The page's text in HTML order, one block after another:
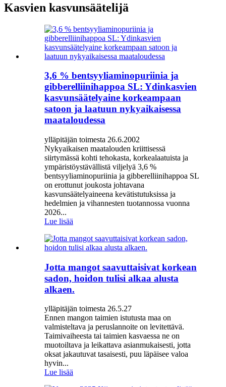
Kasvien kasvunsäätelijä
3,6 % bentsyyliaminopuriinia ja
gibberelliinihappoa SL: Ydinkasvien
kasvunsäätelyaine korkeampaan
satoon ja laatuun nykyaikaisessa
maataloudessa
ylläpitäjän toimesta 26.6.2002
Nykyaikaisen maatalouden kriittisessä
siirtymässä kohti tehokasta, korkealaatuista ja
ympäristöystävällistä viljelyä 3,6 %
bentsyyliaminopuriinia ja gibberelliinihappoa SL
on erottunut joukosta johtavana
kasvunsäätelyaineena kevätistutuksissa ja
hedelmien ja vihannesten tuotannossa vuonna
2026...
Lue lisää
Jotta mangot saavuttaisivat korkean
sadon, hoidon tulisi alkaa alusta
alkaen.
ylläpitäjän toimesta 26.5.27
Ennen mangon taimien istutusta maa on
valmisteltava ja peruslannoite on levitettävä.
Taimivaiheesta tai taimien kasvaessa ne on
muotoiltava ja leikattava asianmukaisesti, jotta
oksat jakautuvat tasaisesti, puu läpäisee valoa
hyvin...
Lue lisää